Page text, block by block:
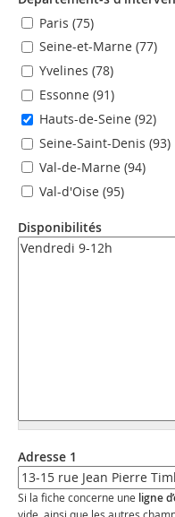
Paris (75)
Seine-et-Marne (77)
Yvelines (78)
Essonne (91)
Hauts-de-Seine (92)
Seine-Saint-Denis (93)
Val-de-Marne (94)
Val-d'Oise (95)
Disponibilités
Adresse 1
Si la fiche concerne une ligne
vide, ainsi que les autres